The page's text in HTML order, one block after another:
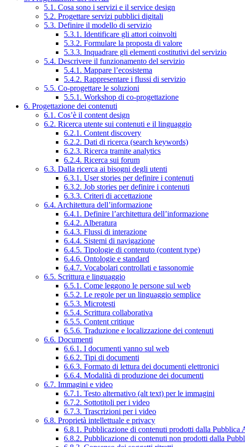
5.1. Cosa sono i servizi e il service design
5.2. Progettare servizi pubblici digitali
5.3. Definire il modello di servizio
5.3.1. Identificare gli attori coinvolti
5.3.2. Formulare la proposta di valore
5.3.3. Inquadrare gli elementi costitutivi del servizio
5.4. Descrivere il funzionamento del servizio
5.4.1. Mappare l’ecosistema
5.4.2. Rappresentare i flussi di servizio
5.5. Co-progettare le soluzioni
5.5.1. Workshop di co-progettazione
6. Progettazione dei contenuti
6.1. Cos’è il content design
6.2. Ricerca utente sui contenuti e il linguaggio
6.2.1. Content discovery
6.2.2. Dati di ricerca (search keywords)
6.2.3. Ricerca tramite analytics
6.2.4. Ricerca sui forum
6.3. Dalla ricerca ai bisogni degli utenti
6.3.1. User stories per definire i contenuti
6.3.2. Job stories per definire i contenuti
6.3.3. Criteri di accettazione
6.4. Architettura dell’informazione
6.4.1. Definire l’architettura dell’informazione
6.4.2. Alberatura
6.4.3. Flussi di interazione
6.4.4. Sistemi di navigazione
6.4.5. Tipologie di contenuto (content type)
6.4.6. Ontologie e standard
6.4.7. Vocabolari controllati e tassonomie
6.5. Scrittura e linguaggio
6.5.1. Come leggono le persone sul web
6.5.2. Le regole per un linguaggio semplice
6.5.3. Microtesti
6.5.4. Scrittura collaborativa
6.5.5. Content critique
6.5.6. Traduzione e localizzazione dei contenuti
6.6. Documenti
6.6.1. I documenti vanno sul web
6.6.2. Tipi di documenti
6.6.3. Formato di lettura dei documenti elettronici
6.6.4. Modalità di produzione dei documenti
6.7. Immagini e video
6.7.1. Testo alternativo (alt text) per le immagini
6.7.2. Sottotitoli per i video
6.7.3. Trascrizioni per i video
6.8. Proprietà intellettuale e privacy
6.8.1. Pubblicazione di contenuti prodotti dalla Pubblica
6.8.2. Pubblicazione di contenuti non prodotti dalla